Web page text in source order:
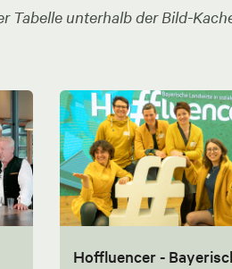
Tabelle unterhalb der Bild-
Hoffluencer -